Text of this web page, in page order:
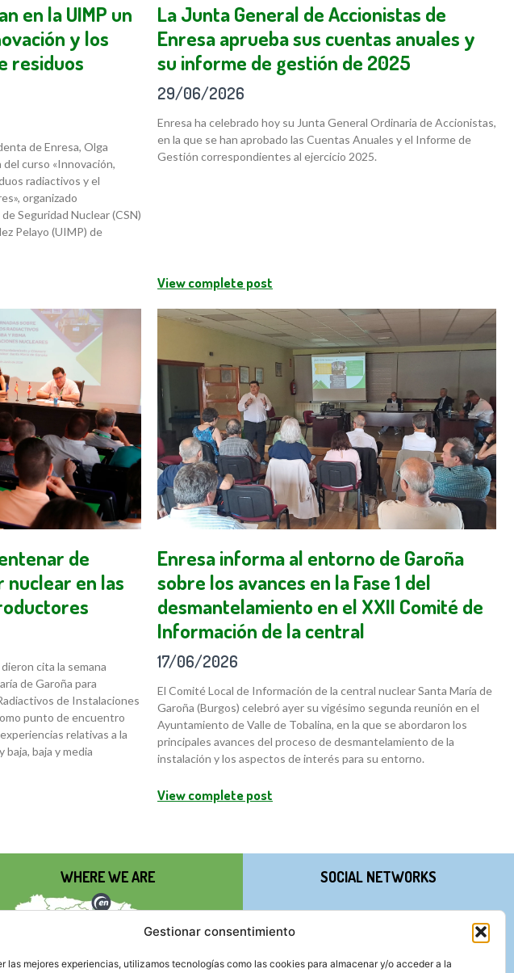
Gestionar consentimiento
las mejores experiencias, utilizamos tecnologías como las cookies para almacenar y/o acceder a la
en la UIMP un
y los
residuos
de Enresa, Olga
del curso «Innovación,
radiactivos y el
organizado
Seguridad Nuclear (CSN)
Pelayo (UIMP) de
La Junta General de Accionistas de
Enresa aprueba sus cuentas anuales y
su informe de gestión de 2025
29/06/2026
Enresa ha celebrado hoy su Junta General Ordinaria de Accionistas,
en la que se han aprobado las Cuentas Anuales y el Informe de
Gestión correspondientes al ejercicio 2025.
View complete post
de
en las
cita la semana
de Garoña para
de Instalaciones
punto de encuentro
relativas a la
baja y media
Enresa informa al entorno de Garoña
sobre los avances en la Fase 1 del
desmantelamiento en el XXII Comité de
Información de la central
17/06/2026
El Comité Local de Información de la central nuclear Santa María de
Garoña (Burgos) celebró ayer su vigésimo segunda reunión en el
Ayuntamiento de Valle de Tobalina, en la que se abordaron los
principales avances del proceso de desmantelamiento de la
instalación y los aspectos de interés para su entorno.
View complete post
WHERE WE ARE SOCIAL NETWORKS